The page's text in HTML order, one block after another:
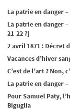
La patrie en danger
La patrie en danger
21-22 ?]
2 avril 1871 : Décret
Vacances d’hiver
C’est de l’art ? Non,
La patrie en danger
Pour Samuel Paty,
Biguglia